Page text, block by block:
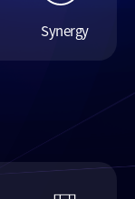
Synergy